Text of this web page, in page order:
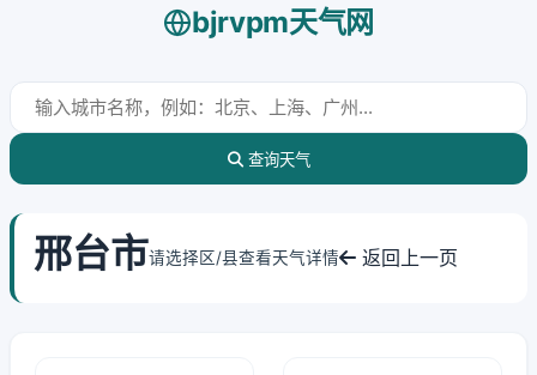
bjrvpm天气网
查询天气
邢台市请选择区/县查看天气详情 返回上一页